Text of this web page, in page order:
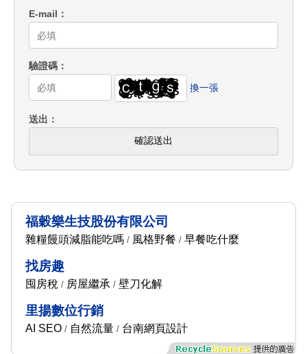
E-mail
驗證碼
換一張
送出
確認送出
福穀樂生技股份有限公司
雜糧饅頭減脂能吃嗎/ 風格野餐 / 早餐吃什麼
找房趣
囤房稅/ 房屋繼承/ 壁刀化解
里揚數位行銷
AI SEO/ 自然流量/ 台南網頁設計